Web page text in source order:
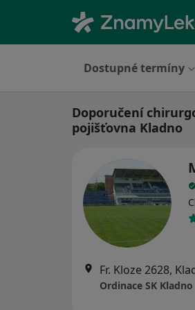
Dostupné termíny
Doporučení
pojišťovna Kladno
Fr. Kloze 2628,
Ordinace SK Kladno